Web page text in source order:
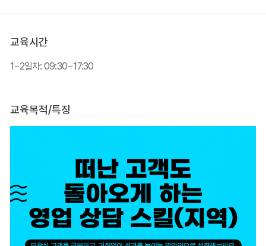
교육시간
1~2일차: 09:30~17:30
교육목적/특징